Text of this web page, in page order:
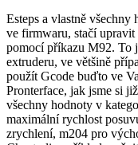
Esteps a vlastně
ve firmwaru, stačí
pomocí příkazu M92. To
extruderu, ve většině
použít Gcode buďto ve
Pronterface, jak jsme si
všechny hodnoty v
maximální rychlost
zrychlení, m204 pro